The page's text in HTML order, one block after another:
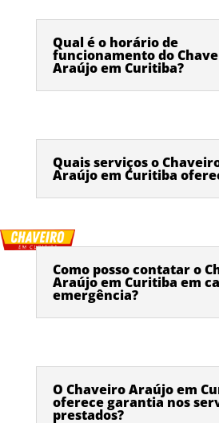
Qual é o horário de
funcionamento do
Araújo em Curitiba?
Quais serviços o
Araújo em Curitiba
Como posso contatar o
Araújo em Curitiba em
emergência?
O Chaveiro Araújo em
oferece garantia nos
prestados?